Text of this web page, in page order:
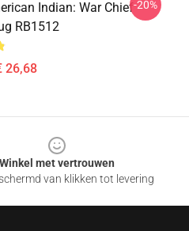
Indian: War Chief
RB1512
26,68
-20%
Winkel met vertrouwen
van klikken tot levering